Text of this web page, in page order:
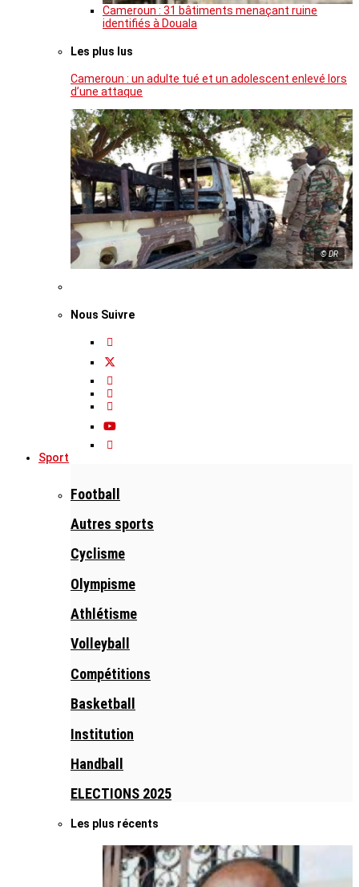
Cameroun : 31 bâtiments menaçant ruine
identifiés à Douala
Les plus lus
Cameroun : un adulte tué et un adolescent enlevé lors
d’une attaque
© DR
Nous Suivre
Sport
Football
Autres sports
Cyclisme
Olympisme
Athlétisme
Volleyball
Compétitions
Basketball
Institution
Handball
ELECTIONS 2025
Les plus récents